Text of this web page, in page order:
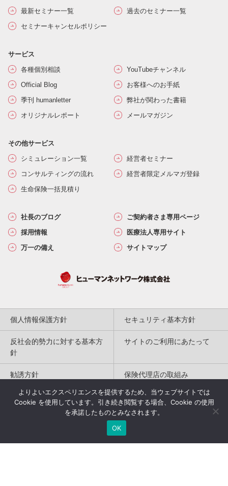
最新セミナー一覧
過去のセミナー一覧
セミナーキャンセルポリシー
サービス
各種個別相談
YouTubeチャンネル
Official Blog
お客様へのお手紙
季刊 humanletter
弊社が関わった書籍
オリジナルレポート
メールマガジン
その他サービス
シミュレーション一覧
経営者セミナー
コンサルティングの流れ
経営者限定メルマガ登録
生命保険一括見積り
社長のブログ
ご契約者さま専用ページ
採用情報
医療法人専用サイト
万一の備え
サイトマップ
個人情報保護方針 セキュリティ基本方針
反社会的勢力に対する基本方
針
サイトのご利用にあたって
勧誘方針 保険代理店の取組み
特定商取引法に基づく表記
Copyright(c) 2004-2026
Humannetwork Inc. All rights reserved.
よりよいエクスペリエンスを提供するため、当ウェブサイトでは
Cookie を使用しています。引き続き閲覧する場合、Cookie の使用
を承諾したものとみなされます。
OK